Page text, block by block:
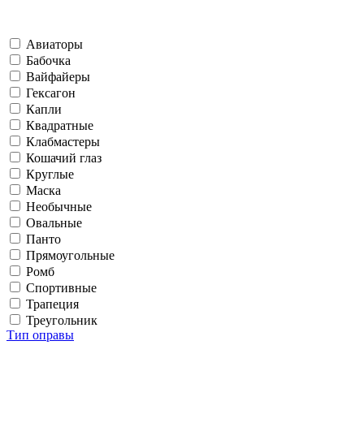
Авиаторы
Бабочка
Вайфайеры
Гексагон
Капли
Квадратные
Клабмастеры
Кошачий глаз
Круглые
Маска
Необычные
Овальные
Панто
Прямоугольные
Ромб
Спортивные
Трапеция
Треугольник
Тип оправы